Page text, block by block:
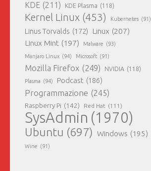
KDE (211) KDE Plasma (118)
Kernel Linux (453) Kubernetes (91)
Linus Torvalds (172) Linux (207)
Linux Mint (197) Malware (93)
Manjaro Linux (94) Microsoft (91)
Mozilla Firefox (249) NVIDIA (118)
Plasma (94) Podcast (186)
Programmazione (245)
Raspberry Pi (142) Red Hat (111)
SysAdmin (1970)
Ubuntu (697) Windows (195)
Wine (91)